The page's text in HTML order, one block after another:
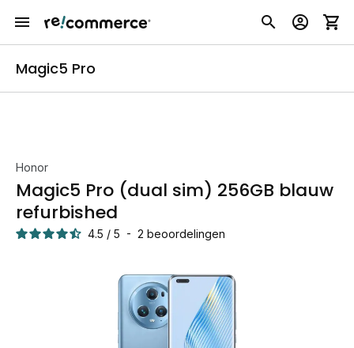
Magic5 Pro
Honor
Magic5 Pro (dual sim) 256GB blauw
refurbished
4.5 / 5 - 2 beoordelingen